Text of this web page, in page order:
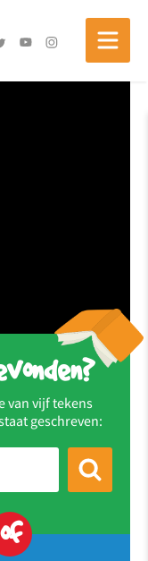
van vijf tekens
geschreven:
of